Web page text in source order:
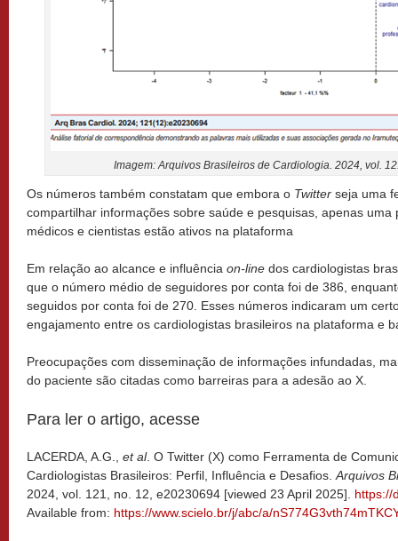
Imagem: Arquivos Brasileiros de Cardiologia. 2024, vol.
Os números também constatam que embora o Twitter seja uma
compartilhar informações sobre saúde e pesquisas, apenas uma
médicos e cientistas estão ativos na plataforma
Em relação ao alcance e influência on-line dos cardiologistas
que o número médio de seguidores por conta foi de 386,
seguidos por conta foi de 270. Esses números indicaram um
engajamento entre os cardiologistas brasileiros na plataforma e
Preocupações com disseminação de informações infundadas,
do paciente são citadas como barreiras para a adesão ao X.
Para ler o artigo, acesse
LACERDA, A.G., et al. O Twitter (X) como Ferramenta de
Cardiologistas Brasileiros: Perfil, Influência e Desafios. Arquivos
2024, vol. 121, no. 12, e20230694 [viewed 23 April 2025]. https://
Available from: https://www.scielo.br/j/abc/a/